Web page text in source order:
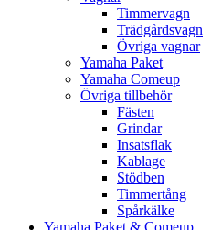
Timmervagn
Trädgårdsvagn
Övriga vagnar
Yamaha Paket
Yamaha Comeup
Övriga tillbehör
Fästen
Grindar
Insatsflak
Kablage
Stödben
Timmertång
Spårkälke
Yamaha Paket & Comeup